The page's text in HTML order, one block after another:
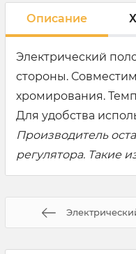
Описание
Электрический
стороны.
хромирования.
Для удобства
Производитель
регулятора. Такие